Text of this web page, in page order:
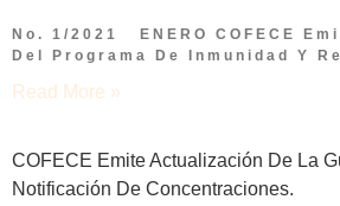
No. 1/2021 ENERO COFECE
Del Programa De Inmunidad Y
Read More »
COFECE Emite Actualización De La
Notificación De Concentraciones.